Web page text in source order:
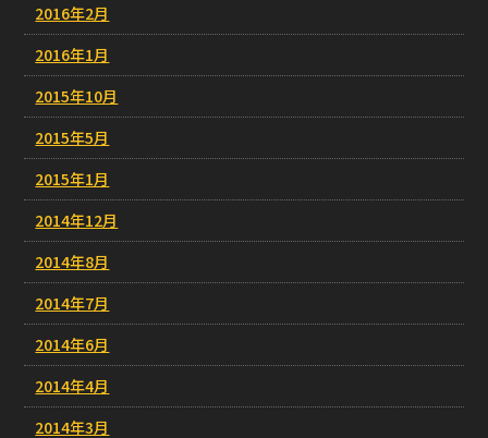
2016年2月
2016年1月
2015年10月
2015年5月
2015年1月
2014年12月
2014年8月
2014年7月
2014年6月
2014年4月
2014年3月